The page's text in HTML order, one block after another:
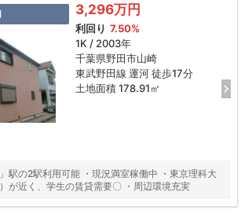
3,296万円
利回り 7.50%
1K / 2003年
千葉県野田市山崎
東武野田線 運河 徒歩17分
土地面積 178.91㎡
駅の2駅利用可能 ・現況満室稼働中 ・東京理科大
が近く、学生の賃貸需要〇 ・周辺環境充実